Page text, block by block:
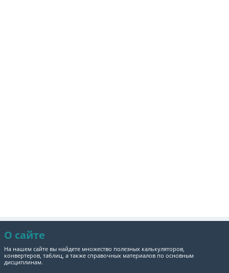
О сайте
На нашем сайте вы найдете множество полезных калькуляторов,
конвертеров, таблиц, а также справочных материалов по основным
дисциплинам.